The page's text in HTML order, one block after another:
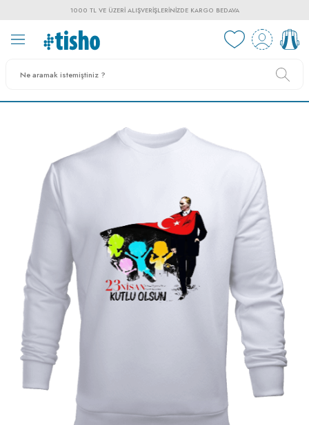
1000 TL VE ÜZERI ALIŞVERIŞLERINIZDE KARGO BEDAVA